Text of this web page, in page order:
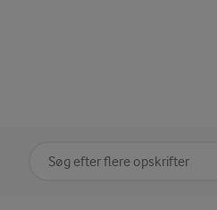
Søg på kategori